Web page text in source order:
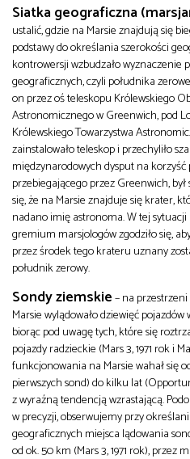
Siatka geograficzna
ustalić, gdzie na Marsie znajdują się
podstawy do określania szerokości
kontrowersji wzbudzało wyznaczenie
geograficznych, czyli południka
on przez oś teleskopu Królewskiego
Astronomicznego w Greenwich, pod
Królewskiego Towarzystwa
zainstalowało teleskop i przechyliło
międzynarodowych dysput na korzyść
przebiegającego przez Greenwich,
się, że na Marsie znajduje się krater,
nadano imię astronoma. W tej
gremium marsjologów zgodziło się,
przez środek tego krateru uznany
południk zerowy.
Sondy ziemskie– na
Marsie wylądowało dziewięć pojazdów
biorąc pod uwagę tych, które się
pojazdy radzieckie (Mars 3, 1971 rok i
funkcjonowania na Marsie wahał się
pierwszych sond) do kilku lat
z wyraźną tendencją wzrastającą.
w precyzji, obserwujemy przy
geograficznych miejsca lądowania
od ok. 50 km (Mars 3, 1971 rok), przez